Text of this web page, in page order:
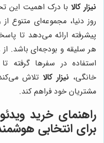
نیزار کالابا درک اهمیت این
روز دنیا، مجموعه‌ای متنوع از
پیشرفته ارائه می‌دهد تا
هر سلیقه و بودجه‌ای باشد. از
استفاده در سفرها گرفته
خانگی، نیزار کالا تلاش
مشتریان خود فراهم کند.
راهنمای خرید
برای انتخابی